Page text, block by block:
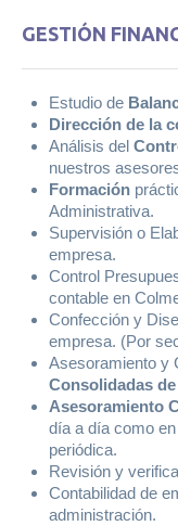
GESTIÓN
Estudio de
Dirección de la
Análisis del
nuestros
Formación
Administrativa.
Supervisión o
empresa.
Control
contable en
Confección y
empresa. (Por
Asesoramiento y
Consolidadas
Asesoramiento
día a día como
periódica.
Revisión y
Contabilidad de
administración.